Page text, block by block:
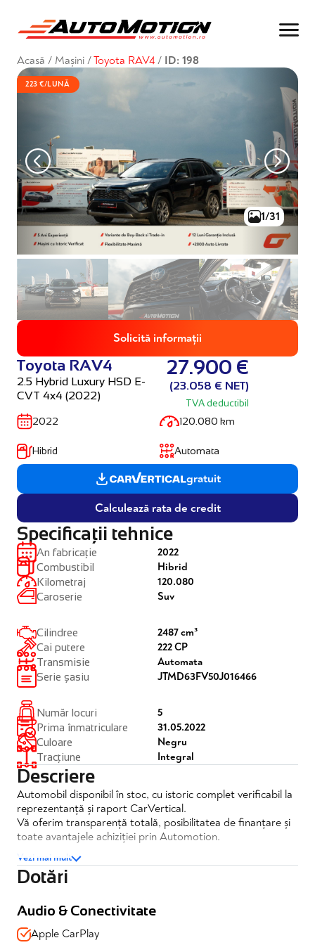
Acasă / Mașini /Toyota RAV4 / ID: 198
223 €/LUNĂ
1/31
Solicită informații
Toyota RAV4
2.5 Hybrid Luxury HSD E-
CVT 4x4 (2022)
27.900 €
(23.058 € NET)
TVA deductibil
2022 120.080 km
Hibrid Automata
Calculează rata de credit
gratuit
Specificații tehnice
An fabricație
Combustibil
Kilometraj
Caroserie
2022
Hibrid
120.080
Suv
Cilindree
Cai putere
Transmisie
Serie șasiu
2487 cm³
222 CP
Automata
JTMD63FV50J016466
Număr locuri
Prima înmatriculare
Culoare
Tracțiune
5
31.05.2022
Negru
Integral
Descriere
Automobil disponibil în stoc, cu istoric complet verificabil la
reprezentanță și raport CarVertical.
Vă oferim transparență totală, posibilitatea de finanțare și
toate avantajele achiziției prin Automotion.
Toyota RAV4 2.5 Hybrid Luxury HSD E-CVT 4x4
✔️Posibilitate finantare
Vezi mai mult
Dotări
Audio & Conectivitate
Apple CarPlay